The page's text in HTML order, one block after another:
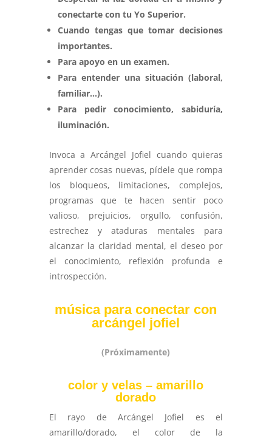
conectarte con tu Yo Superior.
Cuando tengas que tomar decisiones
importantes.
Para apoyo en un examen.
Para entender una situación (laboral,
familiar…).
Para pedir conocimiento, sabiduría,
iluminación.
Invoca a Arcángel Jofiel cuando quieras
aprender cosas nuevas, pídele que rompa
los bloqueos, limitaciones, complejos,
programas que te hacen sentir poco
valioso, prejuicios, orgullo, confusión,
estrechez y ataduras mentales para
alcanzar la claridad mental, el deseo por
el conocimiento, reflexión profunda e
introspección.
música para conectar con
arcángel jofiel
(Próximamente)
color y velas – amarillo
dorado
El rayo de Arcángel Jofiel es el
amarillo/dorado, el color de la